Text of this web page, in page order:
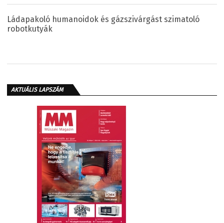
Ládapakoló humanoidok és gázszivárgást szimatoló
robotkutyák
AKTUÁLIS LAPSZÁM